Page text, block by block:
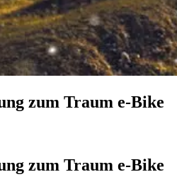
zum Traum e-Bike
zum Traum e-Bike